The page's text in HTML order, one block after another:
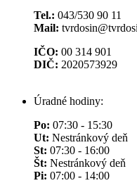
Tel.: 043/530 90 11
Mail:
IČO: 00 314 901
DIČ: 2020573929
Úradné hodiny:
Po: 07:30 - 15:30
Ut: Nestránkový deň
St: 07:30 - 16:00
Št: Nestránkový deň
Pi: 07:00 - 14:00